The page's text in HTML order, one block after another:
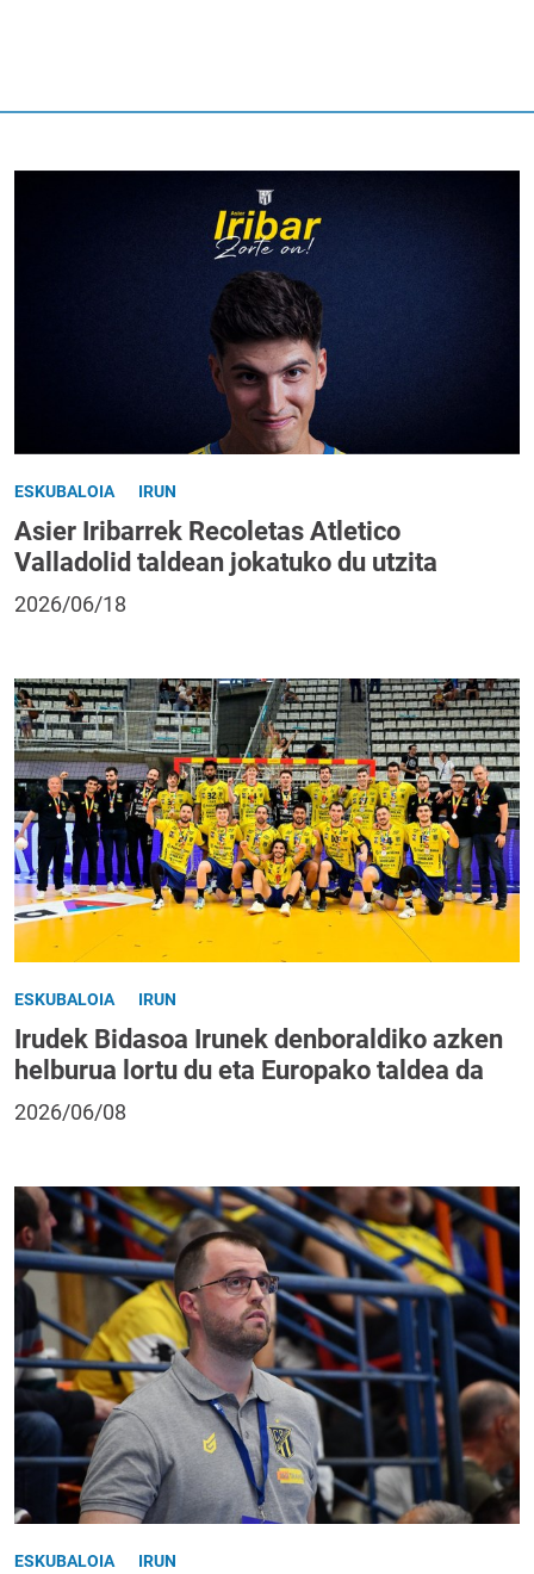
ESKUBALOIA IRUN
Asier Iribarrek Recoletas Atletico
Valladolid taldean jokatuko du utzita
2026/06/18
ESKUBALOIA IRUN
Irudek Bidasoa Irunek denboraldiko azken
helburua lortu du eta Europako taldea da
2026/06/08
ESKUBALOIA IRUN